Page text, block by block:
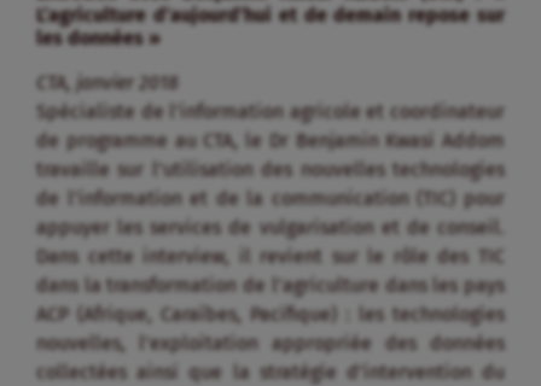
L’agriculture d’aujourd’hui et de demain repose sur
les données »
CTA, janvier 2018
Spécialiste de l’information agricole et coordinateur
de programme au CTA, le Dr Benjamin Kwasi Addom
travaille sur l’utilisation des nouvelles technologies
de l’information et de la communication (TIC) pour
appuyer les services de vulgarisation et de conseil.
Dans cette interview, il revient sur le rôle des TIC
dans la transformation de l’agriculture dans les pays
ACP (Afrique, Caraïbes, Pacifique) : les technologies
nouvelles, l’exploitation appropriée des données
collectées ainsi que la stratégie d’intervention du